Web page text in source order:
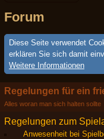
Forum
Diese Seite verwendet
erklären Sie sich damit
Weitere Informationen
Regelungen für ein
Alles woran man sich halten sollte
Regelungen zum
Anwesenheit bei